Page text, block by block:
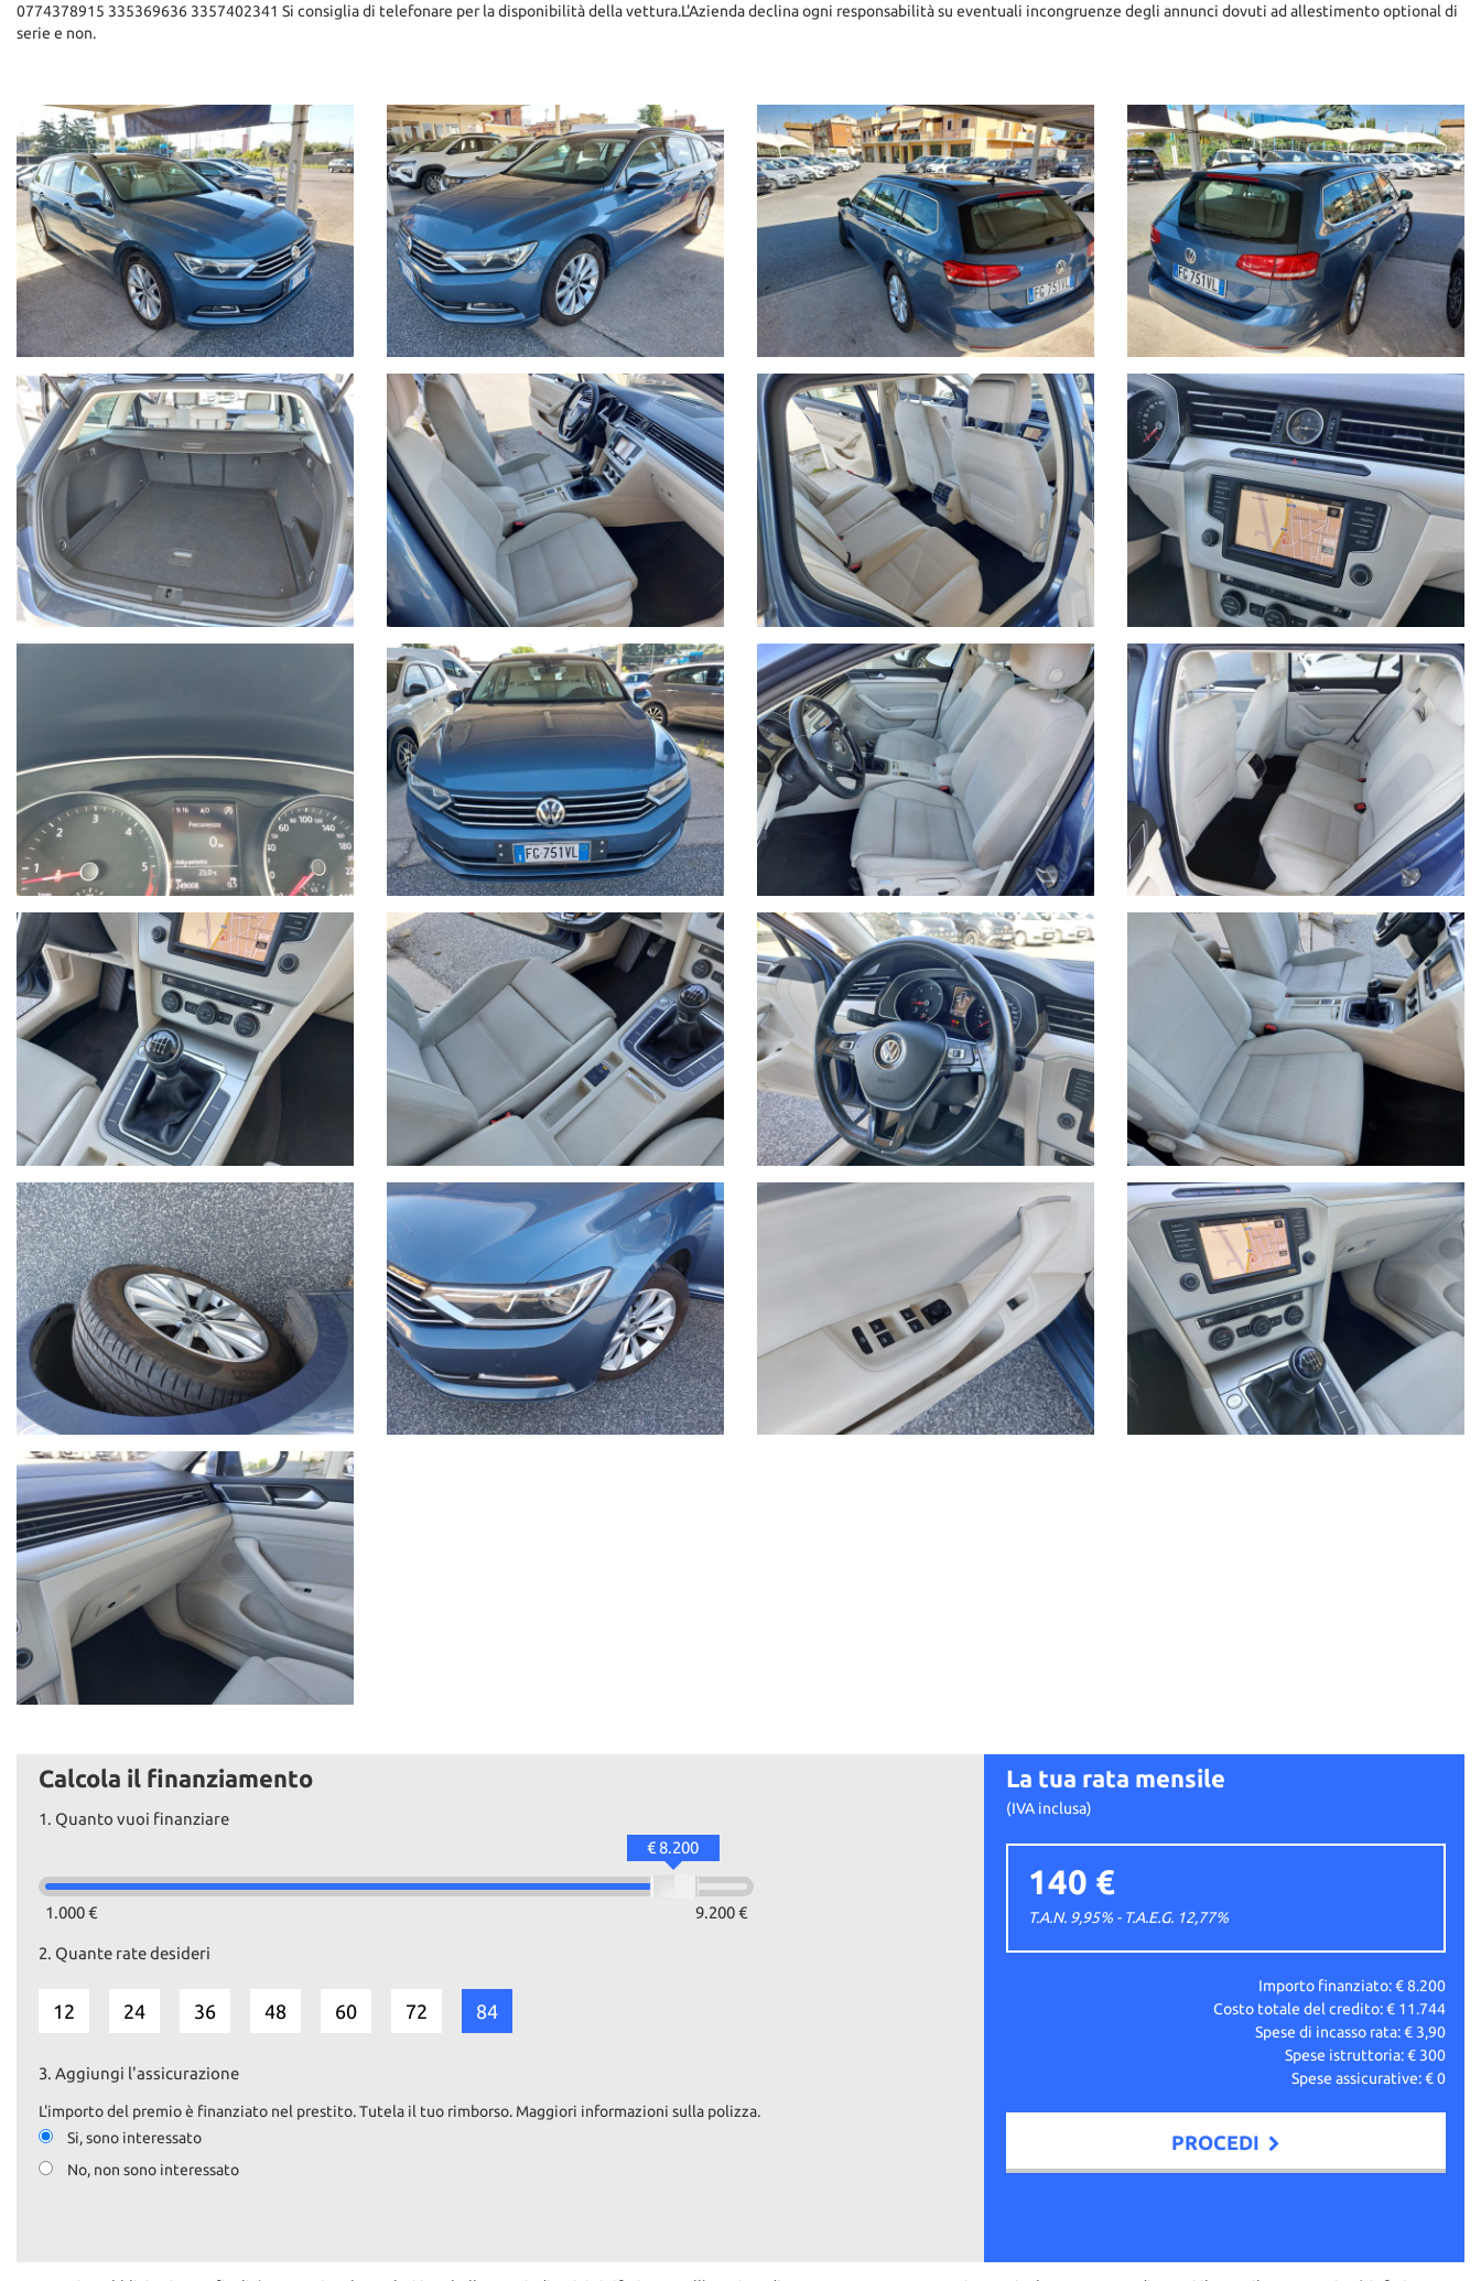
0774378915 335369636 3357402341 Si consiglia di telefonare per la disponibilità della vettura.L'Azienda declina ogni responsabilità su eventuali incongruenze degli annunci dovuti ad allestimento optional di
serie e non.
Calcola il finanziamento
1. Quanto vuoi finanziare
1.000 € 9.200 €
€ 8.200
2. Quante rate desideri
12 24 36 48 60 72 84
3. Aggiungi l'assicurazione
L'importo del premio è finanziato nel prestito. Tutela il tuo rimborso. Maggiori informazioni sulla polizza.
Si, sono interessato
No, non sono interessato
La tua rata mensile
(IVA inclusa)
140 €
T.A.N. 9,95% - T.A.E.G. 12,77%
Importo finanziato: €8.200
Costo totale del credito: € 11.744
Spese di incasso rata: € 3,90
Spese istruttoria: € 300
Spese assicurative: €0
PROCEDI